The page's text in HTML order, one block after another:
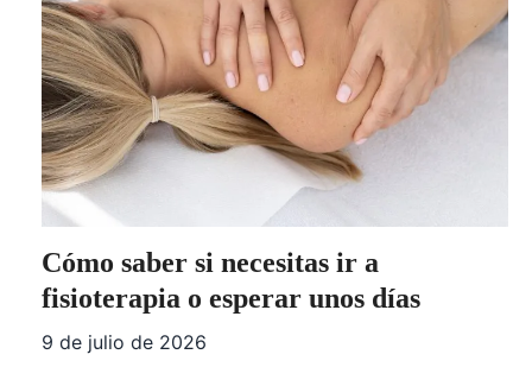
Cómo saber si necesitas ir a
fisioterapia o esperar unos días
9 de julio de 2026